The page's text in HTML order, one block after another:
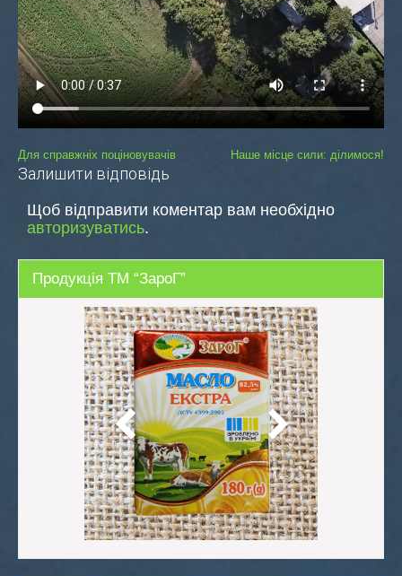
Навігація
Для справжніх поціновувачів Наше місце сили: ділимося!
Залишити відповідь
Щоб відправити коментар вам необхідно
авторизуватись.
Продукція ТМ “ЗароГ”